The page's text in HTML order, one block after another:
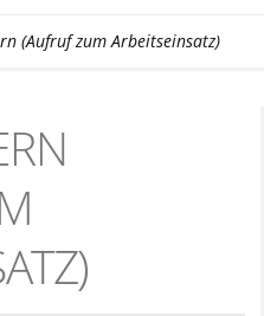
(Aufruf zum Arbeitseinsatz)